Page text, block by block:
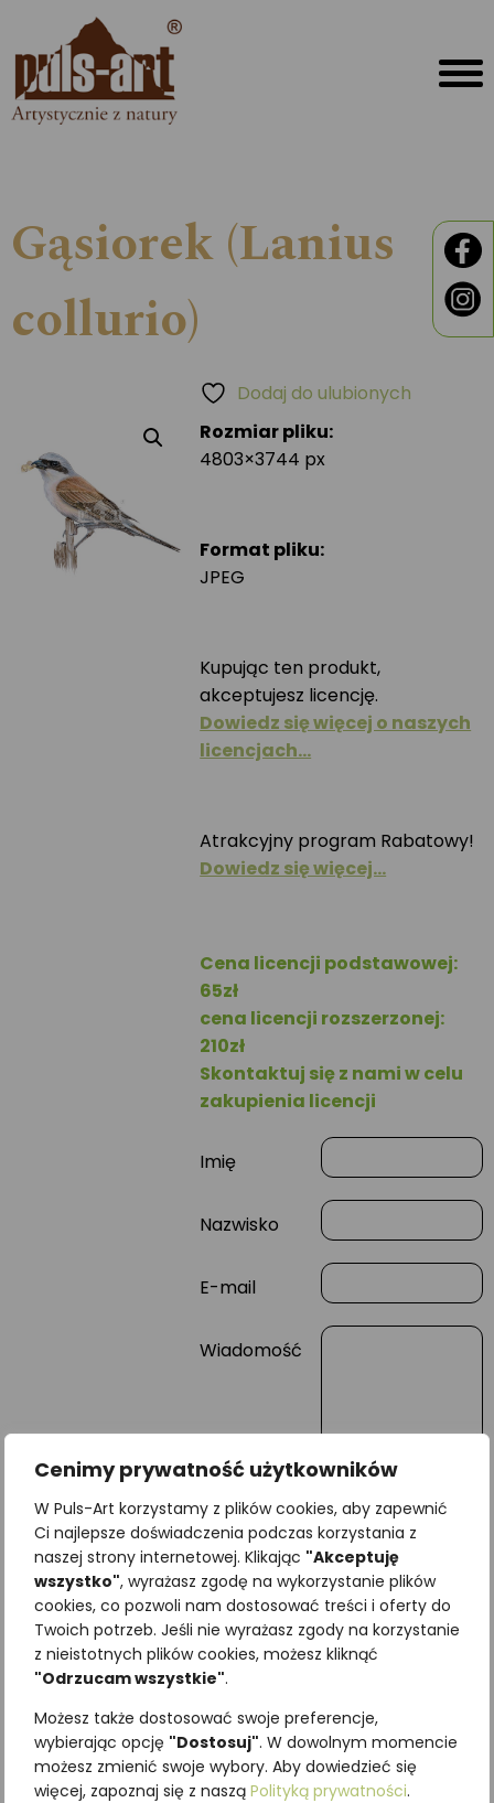
Cenimy prywatność użytkowników
W Puls-Art korzystamy z plików cookies, aby zapewnić
Ci najlepsze doświadczenia podczas korzystania z
naszej strony internetowej. Klikając "Akceptuję
wszystko", wyrażasz zgodę na wykorzystanie plików
cookies, co pozwoli nam dostosować treści i oferty do
Twoich potrzeb. Jeśli nie wyrażasz zgody na korzystanie
z nieistotnych plików cookies, możesz kliknąć
"Odrzucam wszystkie".
Możesz także dostosować swoje preferencje,
wybierając opcję "Dostosuj". W dowolnym momencie
możesz zmienić swoje wybory. Aby dowiedzieć się
więcej, zapoznaj się z naszą Polityką prywatności.
Gąsiorek (Lanius
collurio)
Rozmiar pliku:
4803×3744 px
Format pliku:
JPEG
Kupując ten produkt,
akceptujesz licencję.
Dowiedz się więcej o naszych
licencjach…
Atrakcyjny program Rabatowy!
Dowiedz się więcej…
Cena licencji podstawowej:
65zł
cena licencji rozszerzonej:
210zł
Skontaktuj się z nami w celu
zakupienia licencji
Imię
Nazwisko
E-mail
Wiadomość
Dodaj do ulubionych
Najniższa cena z ostatnich 30
dni:65,00zł
SKU:Brak danych
Kategorie:
Śpiewające
Podobne produkty